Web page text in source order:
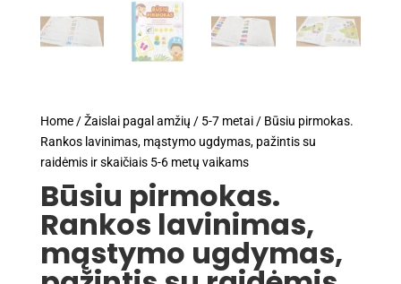
Home/Žaislai pagal amžių / 5-7 metai/ Būsiu pirmokas.
Rankos lavinimas, mąstymo ugdymas, pažintis su
raidėmis ir skaičiais 5-6 metų vaikams
Būsiu pirmokas.
Rankos lavinimas,
mąstymo ugdymas,